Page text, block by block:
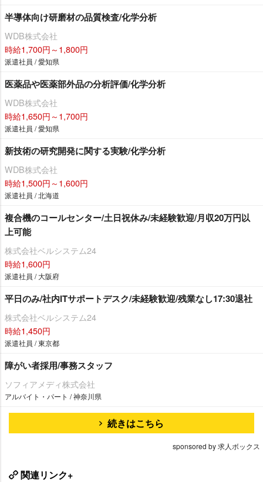
半導体向け研磨材の品質検査/化学分析
WDB株式会社
時給1,700円～1,800円
派遣社員 / 愛知県
医薬品や医薬部外品の分析評価/化学分析
WDB株式会社
時給1,650円～1,700円
派遣社員 / 愛知県
新技術の研究開発に関する実験/化学分析
WDB株式会社
時給1,500円～1,600円
派遣社員 / 北海道
複合機のコールセンター/土日祝休み/未経験歓迎/月収20万円以
上可能
株式会社ベルシステム24
時給1,600円
派遣社員 / 大阪府
平日のみ/社内ITサポートデスク/未経験歓迎/残業なし17:30退社
株式会社ベルシステム24
時給1,450円
派遣社員 / 東京都
障がい者採用/事務スタッフ
ソフィアメディ株式会社
アルバイト・パート / 神奈川県
続きはこちら
sponsored by 求人ボックス
関連リンク+